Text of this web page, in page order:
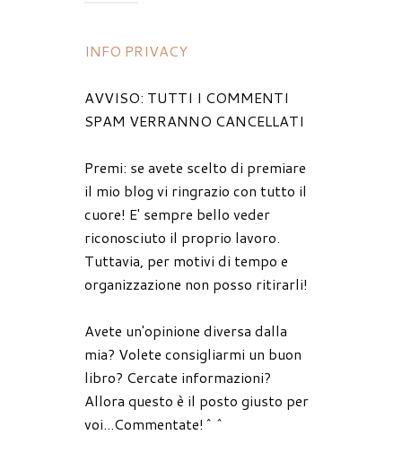
INFO PRIVACY
AVVISO: TUTTI I COMMENTI
SPAM VERRANNO CANCELLATI
Premi: se avete scelto di premiare
il mio blog vi ringrazio con tutto il
cuore! E' sempre bello veder
riconosciuto il proprio lavoro.
Tuttavia, per motivi di tempo e
organizzazione non posso ritirarli!
Avete un'opinione diversa dalla
mia? Volete consigliarmi un buon
libro? Cercate informazioni?
Allora questo è il posto giusto per
voi...Commentate!^^